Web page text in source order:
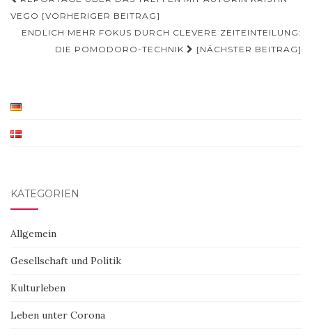
VEGO [VORHERIGER BEITRAG]
ENDLICH MEHR FOKUS DURCH CLEVERE ZEITEINTEILUNG:
DIE POMODORO-TECHNIK
[NÄCHSTER BEITRAG]
KATEGORIEN
Allgemein
Gesellschaft und Politik
Kulturleben
Leben unter Corona